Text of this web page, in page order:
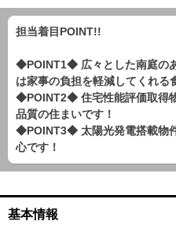
担当着目POINT!!
◆POINT1◆ 広々とした南庭の
は家事の負担を軽減してくれる
◆POINT2◆ 住宅性能評価取得
品質の住まいです！
◆POINT3◆ 太陽光発電搭載物
心です！
基本情報